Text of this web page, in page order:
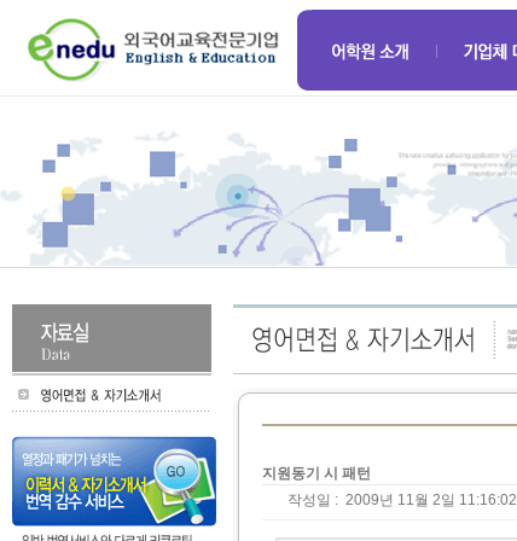
지원동기 시 패턴
작성일 : 2009년 11월 2일 11:16:02